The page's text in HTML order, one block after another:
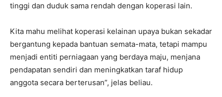
tinggi dan duduk sama rendah dengan koperasi lain.
Kita mahu melihat koperasi kelainan upaya bukan sekadar
bergantung kepada bantuan semata-mata, tetapi mampu
menjadi entiti perniagaan yang berdaya maju, menjana
pendapatan sendiri dan meningkatkan taraf hidup
anggota secara berterusan”, jelas beliau.